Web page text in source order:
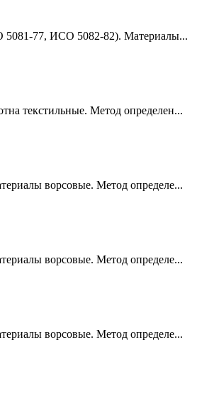
77, ИСО 5082-82). Материалы...
текстильные. Метод определен...
ворсовые. Метод определе...
ворсовые. Метод определе...
ворсовые. Метод определе...